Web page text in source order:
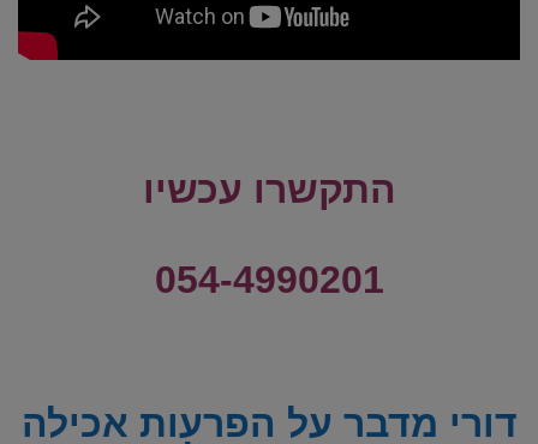
התקשרו עכשיו
054-4990201
דורי מדבר על הפרעות אכילה